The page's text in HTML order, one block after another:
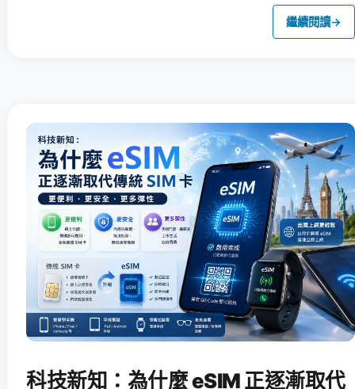
繼續閱讀→
科技新知：為什麼 eSIM 正逐漸取代